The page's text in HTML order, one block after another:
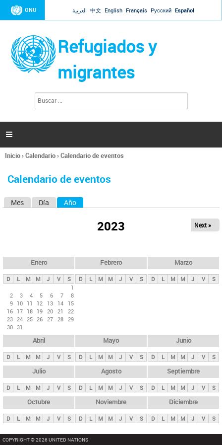
Jump to navigation
ONU العربية 中文 English Français Русский Español
Refugiados y
migrantes
l
d
s

Se
usted
Inicio›Calendario›Calendario de eventos
Calendario de eventos
s
p
n
c
i
p
l
e
s
Mes Día Año
2023 Next »
Enero
D L M M J V
S
1
2
3 4 5 6 7
8
9 10 11 12 13 14
15
16 17 18 19 20 21
22
23 24 25 26 27 28 29
30 31
Febrero
D L M M J V S
Marzo
D L M M J V S
Abril
D L M M J V S
Mayo
D L M M J V S
Junio
D L M M J V S
Julio
D L M M J V S
Agosto
D L M M J V S
Septiembre
D L M M J V S
Octubre
D L M M J V S
Noviembre
D L M M J V S
Diciembre
D L M M J V S
COPYRIGHT © 2026 UNITED NATIONS